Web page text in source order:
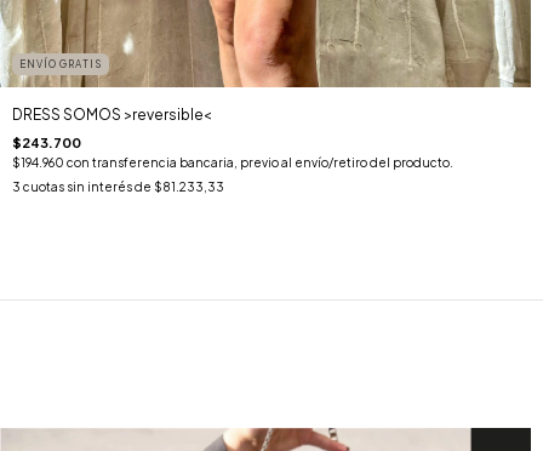
ENVÍO GRATIS
DRESS SOMOS >reversible<
$243.700
$194.960 con transferencia bancaria, previo al envío/retiro del producto.
3 cuotas sin interés de $81.233,33